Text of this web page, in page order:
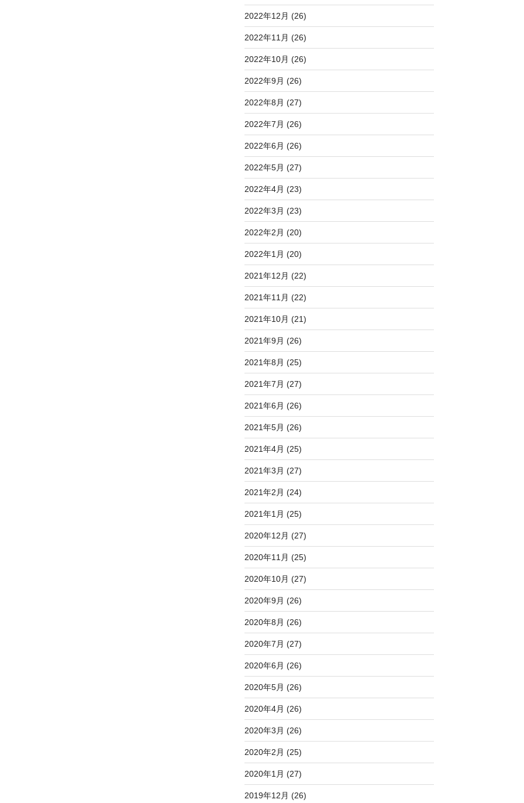
2022年12月 (26)
2022年11月 (26)
2022年10月 (26)
2022年9月 (26)
2022年8月 (27)
2022年7月 (26)
2022年6月 (26)
2022年5月 (27)
2022年4月 (23)
2022年3月 (23)
2022年2月 (20)
2022年1月 (20)
2021年12月 (22)
2021年11月 (22)
2021年10月 (21)
2021年9月 (26)
2021年8月 (25)
2021年7月 (27)
2021年6月 (26)
2021年5月 (26)
2021年4月 (25)
2021年3月 (27)
2021年2月 (24)
2021年1月 (25)
2020年12月 (27)
2020年11月 (25)
2020年10月 (27)
2020年9月 (26)
2020年8月 (26)
2020年7月 (27)
2020年6月 (26)
2020年5月 (26)
2020年4月 (26)
2020年3月 (26)
2020年2月 (25)
2020年1月 (27)
2019年12月 (26)